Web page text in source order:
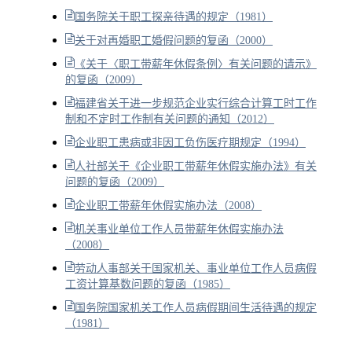
国务院关于职工探亲待遇的规定（1981）
关于对再婚职工婚假问题的复函（2000）
《关于〈职工带薪年休假条例〉有关问题的请示》
的复函（2009）
福建省关于进一步规范企业实行综合计算工时工作
制和不定时工作制有关问题的通知（2012）
企业职工患病或非因工负伤医疗期规定（1994）
人社部关于《企业职工带薪年休假实施办法》有关
问题的复函（2009）
企业职工带薪年休假实施办法（2008）
机关事业单位工作人员带薪年休假实施办法
（2008）
劳动人事部关于国家机关、事业单位工作人员病假
工资计算基数问题的复函（1985）
国务院国家机关工作人员病假期间生活待遇的规定
（1981）